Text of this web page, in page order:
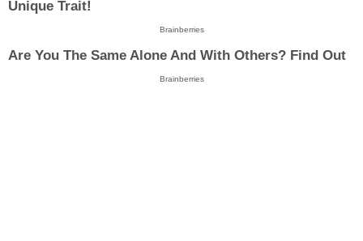
Unique Trait!
Brainberries
Are You The Same Alone And With Others? Find Out
Brainberries